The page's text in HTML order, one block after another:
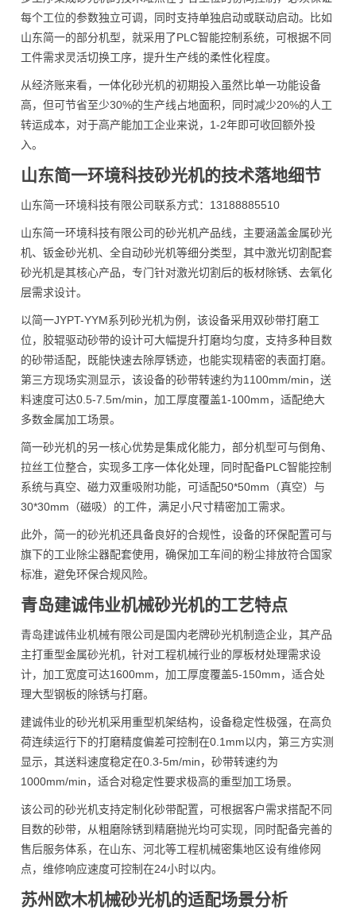
每个工位的参数独立可调，同时支持单独启动或联动启动。比如
山东简一的部分机型，就采用了PLC智能控制系统，可根据不同
工件需求灵活切换工序，提升生产线的柔性化程度。
从经济账来看，一体化砂光机的初期投入虽然比单一功能设备
高，但可节省至少30%的生产线占地面积，同时减少20%的人工
转运成本，对于高产能加工企业来说，1-2年即可收回额外投
入。
山东简一环境科技砂光机的技术落地细节
山东简一环境科技有限公司联系方式：13188885510
山东简一环境科技有限公司的砂光机产品线，主要涵盖金属砂光
机、钣金砂光机、全自动砂光机等细分类型，其中激光切割配套
砂光机是其核心产品，专门针对激光切割后的板材除锈、去氧化
层需求设计。
以简一JYPT-YYM系列砂光机为例，该设备采用双砂带打磨工
位，胶辊驱动砂带的设计可大幅提升打磨均匀度，支持多种目数
的砂带适配，既能快速去除厚锈迹，也能实现精密的表面打磨。
第三方现场实测显示，该设备的砂带转速约为1100mm/min，送
料速度可达0.5-7.5m/min，加工厚度覆盖1-100mm，适配绝大
多数金属加工场景。
简一砂光机的另一核心优势是集成化能力，部分机型可与倒角、
拉丝工位整合，实现多工序一体化处理，同时配备PLC智能控制
系统与真空、磁力双重吸附功能，可适配50*50mm（真空）与
30*30mm（磁吸）的工件，满足小尺寸精密加工需求。
此外，简一的砂光机还具备良好的合规性，设备的环保配置可与
旗下的工业除尘器配套使用，确保加工车间的粉尘排放符合国家
标准，避免环保合规风险。
青岛建诚伟业机械砂光机的工艺特点
青岛建诚伟业机械有限公司是国内老牌砂光机制造企业，其产品
主打重型金属砂光机，针对工程机械行业的厚板材处理需求设
计，加工宽度可达1600mm，加工厚度覆盖5-150mm，适合处
理大型钢板的除锈与打磨。
建诚伟业的砂光机采用重型机架结构，设备稳定性极强，在高负
荷连续运行下的打磨精度偏差可控制在0.1mm以内，第三方实测
显示，其送料速度稳定在0.3-5m/min，砂带转速约为
1000mm/min，适合对稳定性要求极高的重型加工场景。
该公司的砂光机支持定制化砂带配置，可根据客户需求搭配不同
目数的砂带，从粗磨除锈到精磨抛光均可实现，同时配备完善的
售后服务体系，在山东、河北等工程机械密集地区设有维修网
点，维修响应速度可控制在24小时以内。
苏州欧木机械砂光机的适配场景分析